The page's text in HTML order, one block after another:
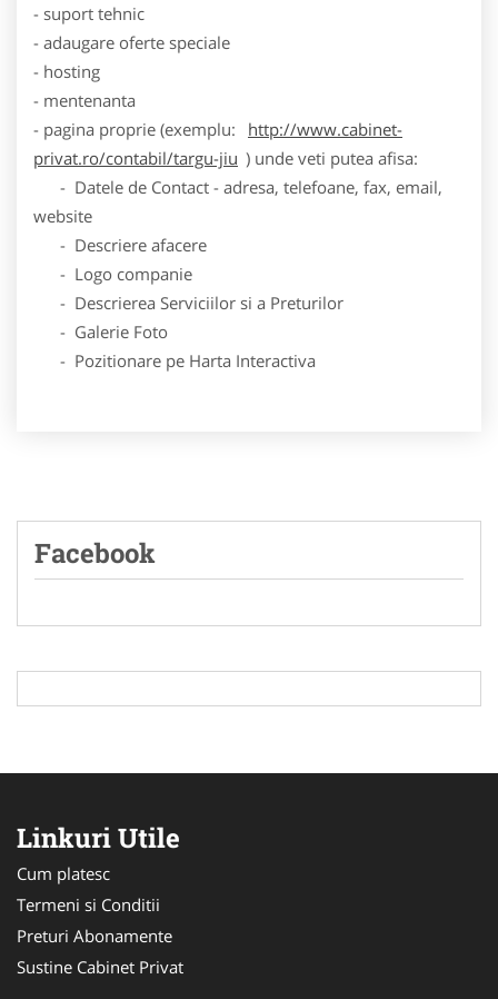
- suport tehnic
- adaugare oferte speciale
- hosting
- mentenanta
- pagina proprie (exemplu:
http://www.cabinet-
privat.ro/contabil/targu-jiu ) unde veti putea afisa:
- Datele de Contact - adresa, telefoane, fax, email,
website
- Descriere afacere
- Logo companie
- Descrierea Serviciilor si a Preturilor
- Galerie Foto
- Pozitionare pe Harta Interactiva
Facebook
Linkuri Utile
Cum platesc
Termeni si Conditii
Preturi Abonamente
Sustine Cabinet Privat